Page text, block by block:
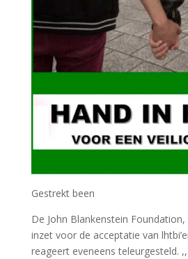
Gestrekt been
De John Blankenstein
inzet voor de acceptatie van
reageert eveneens teleurgesteld.